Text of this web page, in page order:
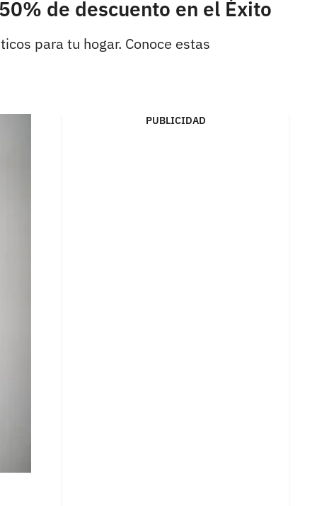
de descuento en el Éxito
para tu hogar. Conoce estas
PUBLICIDAD